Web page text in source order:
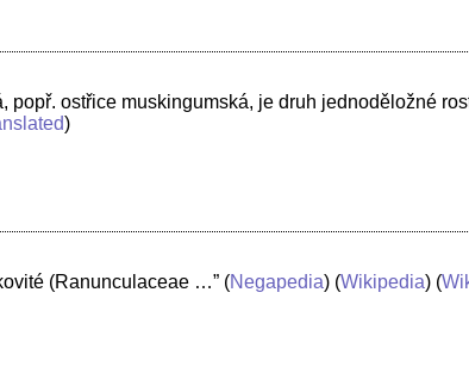
popř. ostřice muskingumská, je druh jednoděložné
)
(Ranunculaceae …” (Negapedia) (Wikipedia) (